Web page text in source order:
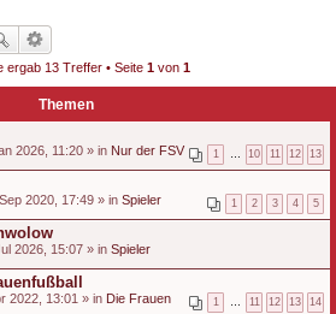
ergab 13 Treffer • Seite 1von 1
Themen
1 10 11 12 13
2026, 11:20 » in Nur der FSV
1 2 3 4 5
2020, 17:49 » in Spieler
2026, 15:07 » in Spieler
1 11 12 13 14
2022, 13:01 » in Die Frauen